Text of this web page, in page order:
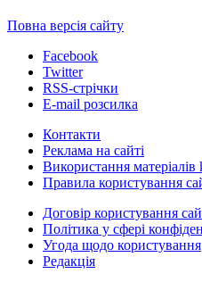
Повна версія сайту
Facebook
Twitter
RSS-стрічки
E-mail розсилка
Контакти
Реклама на сайті
Використання матеріалів
Правила користування
Договір користування
Політика у сфері
Угода щодо користування
Редакція